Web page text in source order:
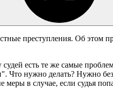
преступления. Об этом
есть те же самые
нужно делать? Нужно
в случае, если судья